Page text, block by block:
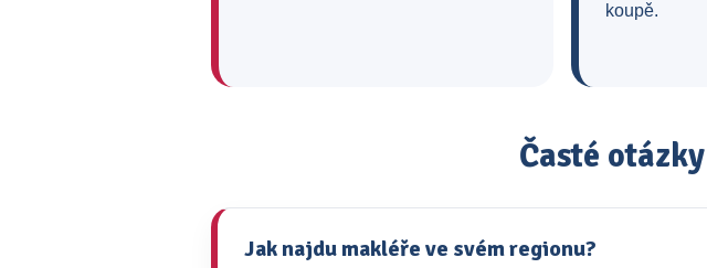
koupě.
Časté
Jak najdu makléře ve svém regionu?